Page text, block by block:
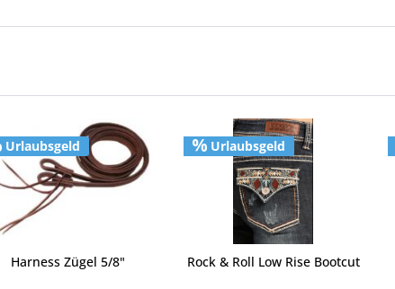
Urlaubsgeld
Harness Zügel 5/8"
Urlaubsgeld
Rock & Roll Low Rise Bootcut